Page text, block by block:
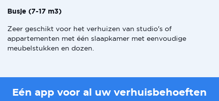
Busje (7-17 m3)
Zeer geschikt voor het verhuizen van studio's of
appartementen met één slaapkamer met eenvoudige
meubelstukken en dozen.
Eén app voor al uw verhuisbehoeften